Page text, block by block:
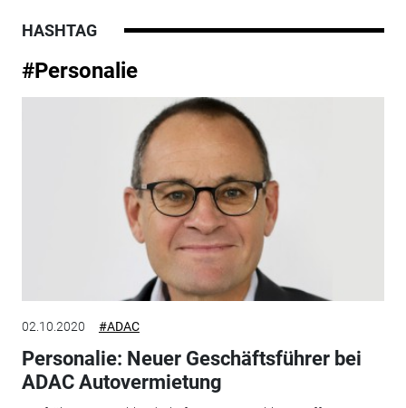
HASHTAG
#Personalie
02.10.2020 #ADAC
Personalie: Neuer Geschäftsführer bei
ADAC Autovermietung